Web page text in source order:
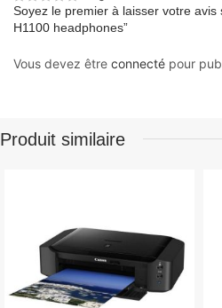
Soyez le premier à laisser votre avis
H1100 headphones”
Vous devez être connecté pour
Produit similaire